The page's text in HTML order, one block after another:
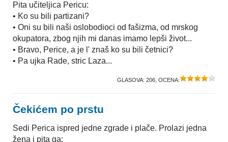
Pita učiteljica Pericu:
• Ko su bili partizani?
• Oni su bili naši oslobodioci od fašizma, od mrskog
okupatora, zbog njih mi danas imamo lepši život...
• Bravo, Perice, a je l' znaš ko su bili četnici?
• Pa ujka Rade, stric Laza...
GLASOVA: 206 , OCENA:
Čekićem po prstu
Sedi Perica ispred jedne zgrade i plače. Prolazi jedna
žena i pita ga: